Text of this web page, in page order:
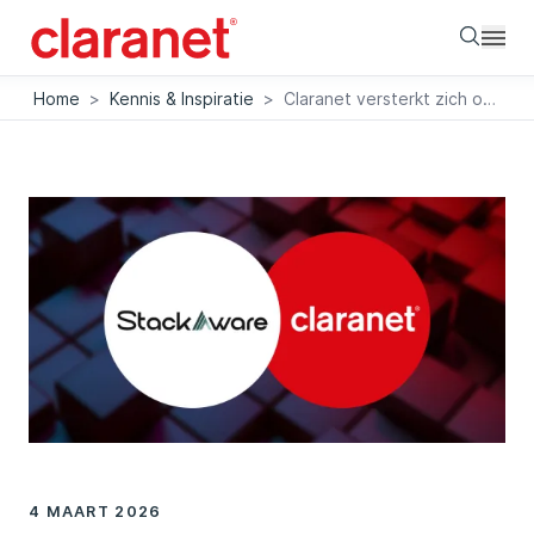
Home > Kennis & Inspiratie > Claranet versterkt zich op de Nederlandse cybersecuritymarkt met overname StackAware
4 MAART 2026